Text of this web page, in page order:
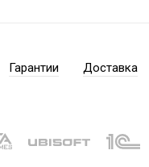
Гарантии Доставка